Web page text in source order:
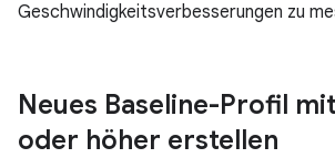
Geschwindigkeitsverbesserungen zu
Neues Baseline-Profil
oder höher erstellen